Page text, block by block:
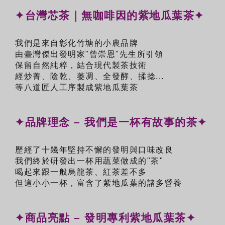
✦台灣芯茶｜無咖啡因的紫地瓜葉茶✦
我們是來自彰化竹塘的小農品牌
由臺灣傑出發明家"曾崇恩"先生所引領
保留自然純粹，結合現代製茶技術
經炒菁、陰乾、萎凋、全發酵、揉捻...
等八道匠人工序製成紫地瓜葉茶
✦品牌理念 – 我們是一杯有故事的茶✦
歷經了十幾年堅持不懈的發明與口味改良
我們終於研發出一杯用蔬菜做成的"茶"
喝起來跟一般烏龍茶、紅茶差不多
但這小小一杯，富含了紫地瓜葉的諸多營養
✦商品亮點 – 發明專利紫地瓜葉茶✦